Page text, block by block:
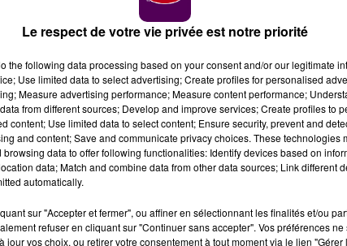
qui a perdu la vie ce vendredi 5 mai lors d'une
la route en Sarthe, de premières conclusions
Le respect de votre vie privée est notre priorité
the following data processing based on your consent and/or our legitimate
Use limited data to select advertising; Create profiles for personalised
Measure advertising performance; Measure content performance;
from different sources; Develop and improve services; Create profiles to
content; Use limited data to select content; Ensure security, prevent and
and content; Save and communicate privacy choices. These technologies
data to offer following functionalities: Identify devices based on
data; Match and combine data from other data sources; Link different
automatically.
sur "Accepter et fermer", ou affiner en sélectionnant les finalités et/ou
refuser en cliquant sur "Continuer sans accepter". Vos préférences
jour vos choix, ou retirer votre consentement à tout moment via le lien